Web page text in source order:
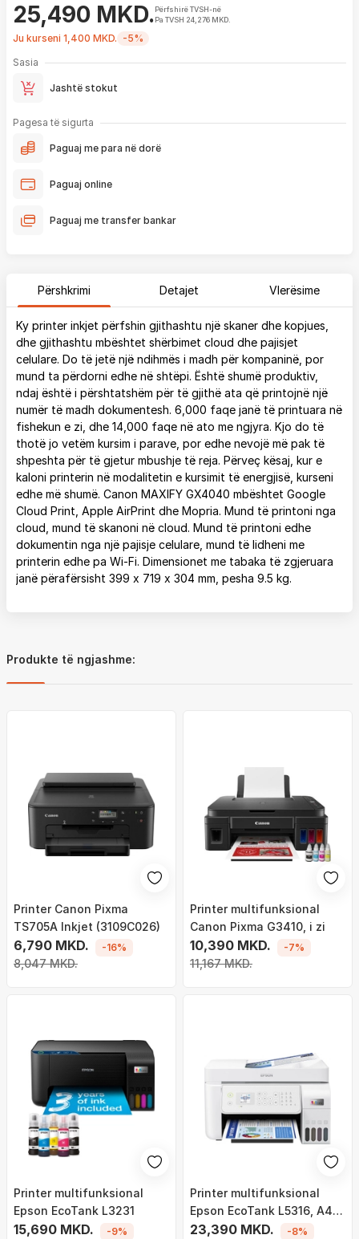
25,490 MKD.Përfshirë TVSH-në
Pa TVSH 24,276 MKD.
Ju kurseni 1,400 MKD. -5%
Sasia
Jashtë stokut
Pagesa të sigurta
Paguaj me para në dorë
Paguaj online
Paguaj me transfer bankar
Përshkrimi Detajet Vlerësime
Ky printer inkjet përfshin gjithashtu një skaner dhe kopjues,
dhe gjithashtu mbështet shërbimet cloud dhe pajisjet
celulare. Do të jetë një ndihmës i madh për kompaninë, por
mund ta përdorni edhe në shtëpi. Është shumë produktiv,
ndaj është i përshtatshëm për të gjithë ata që printojnë një
numër të madh dokumentesh. 6,000 faqe janë të printuara në
fishekun e zi, dhe 14,000 faqe në ato me ngjyra. Kjo do të
thotë jo vetëm kursim i parave, por edhe nevojë më pak të
shpeshta për të gjetur mbushje të reja. Përveç kësaj, kur e
kaloni printerin në modalitetin e kursimit të energjisë, kurseni
edhe më shumë. Canon MAXIFY GX4040 mbështet Google
Cloud Print, Apple AirPrint dhe Mopria. Mund të printoni nga
cloud, mund të skanoni në cloud. Mund të printoni edhe
dokumentin nga një pajisje celulare, mund të lidheni me
printerin edhe pa Wi-Fi. Dimensionet me tabaka të zgjeruara
janë përafërsisht 399 x 719 x 304 mm, pesha 9.5 kg.
Produkte të ngjashme:
Printer Canon Pixma
TS705A Inkjet (3109C026)
6,790 MKD.
8,047 MKD.
-16%
Printer multifunksional
Canon Pixma G3410, i zi
10,390 MKD.
11,167 MKD.
-7%
Printer multifunksional
Epson EcoTank L3231
15,690 MKD. -9%
Printer multifunksional
Epson EcoTank L5316, A4,
Wi-Fi, i zi
23,390 MKD. -8%